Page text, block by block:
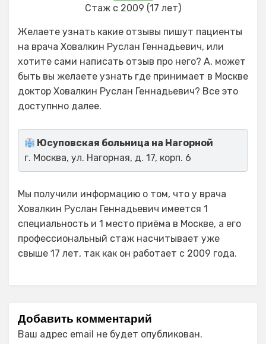
Стаж с 2009 (17 лет)
Желаете узнать какие отзывы пишут пациенты
на врача Ховалкин Руслан Геннадьевич, или
хотите сами написать отзыв про него? А, может
быть вы желаете узнать где принимает в Москве
доктор Ховалкин Руслан Геннадьевич? Все это
доступнно далее.
Юсуповская больница на Нагорной
г. Москва, ул. Нагорная, д. 17, корп. 6
Мы получили информацию о том, что у врача
Ховалкин Руслан Геннадьевич имеется 1
специальность и 1 место приёма в Москве, а его
профессиональный стаж насчитывает уже
свыше 17 лет, так как он работает с 2009 года.
Добавить комментарий
Ваш адрес email не будет опубликован.